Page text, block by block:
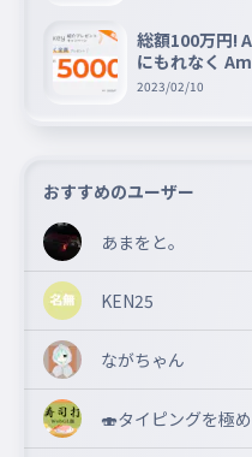
総額100万円!
にもれなく
ゼントキャンペ
2023/02/10
おすすめのユーザー
あまをと。
KEN25
ながちゃん
🍣タイピングを極